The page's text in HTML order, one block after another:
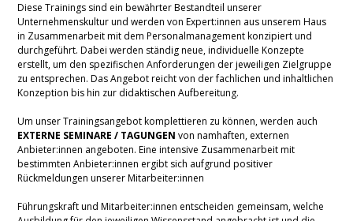
Diese Trainings sind ein bewährter Bestandteil unserer
Unternehmenskultur und werden von Expert:innen aus unserem Haus
in Zusammenarbeit mit dem Personalmanagement konzipiert und
durchgeführt. Dabei werden ständig neue, individuelle Konzepte
erstellt, um den spezifischen Anforderungen der jeweiligen Zielgruppe
zu entsprechen. Das Angebot reicht von der fachlichen und inhaltlichen
Konzeption bis hin zur didaktischen Aufbereitung.
Um unser Trainingsangebot komplettieren zu können, werden auch
EXTERNE SEMINARE / TAGUNGEN von namhaften, externen
Anbieter:innen angeboten. Eine intensive Zusammenarbeit mit
bestimmten Anbieter:innen ergibt sich aufgrund positiver
Rückmeldungen unserer Mitarbeiter:innen
Führungskraft und Mitarbeiter:innen entscheiden gemeinsam, welche